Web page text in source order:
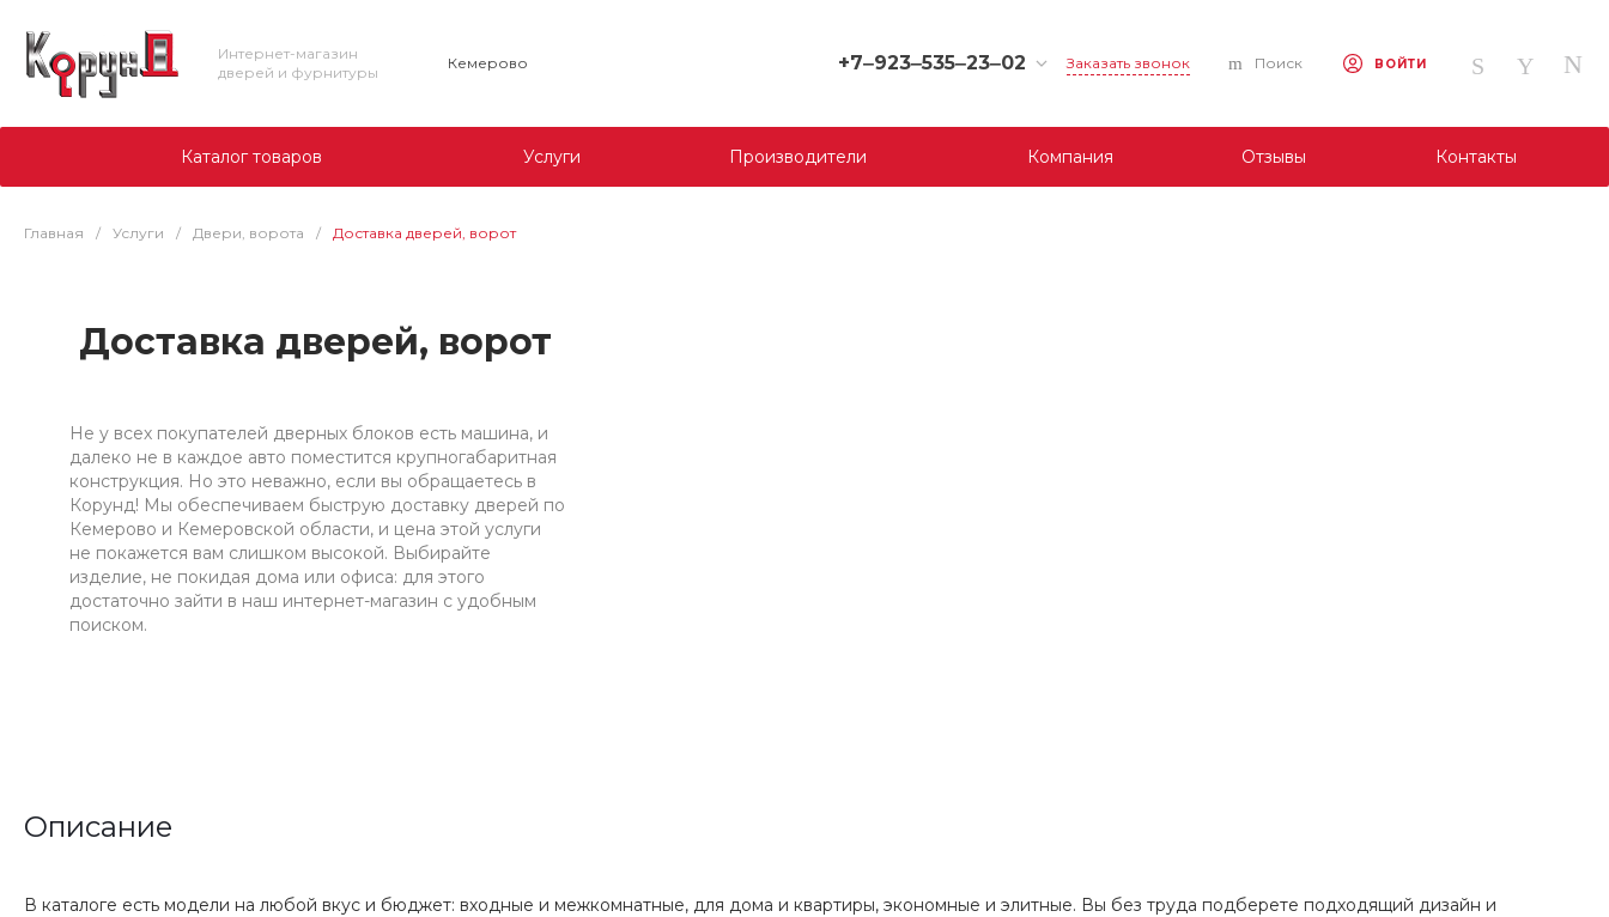
Интернет-магазин
дверей и фурнитуры
Кемерово +7‒923‒535‒23‒02
Двужильного, 9, 170
отдел
Заказать звонок Поиск ВОЙТИ
Каталог товаров Услуги Производители Компания Отзывы Контакты
Главная / Услуги / Двери, ворота / Доставка дверей, ворот
Доставка дверей, ворот
Не у всех покупателей дверных блоков есть машина, и
далеко не в каждое авто поместится крупногабаритная
конструкция. Но это неважно, если вы обращаетесь в
Корунд! Мы обеспечиваем быструю доставку дверей по
Кемерово и Кемеровской области, и цена этой услуги
не покажется вам слишком высокой. Выбирайте
изделие, не покидая дома или офиса: для этого
достаточно зайти в наш интернет-магазин с удобным
поиском.
Описание
В каталоге есть модели на любой вкус и бюджет: входные и межкомнатные, для дома и квартиры, экономные и элитные. Вы без труда подберете подходящий дизайн и